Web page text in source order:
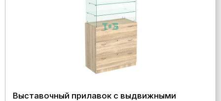
Выставочный прилавок с выдвижными